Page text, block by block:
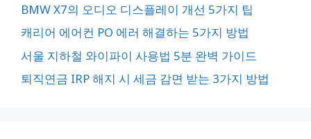
BMW X7의 오디오 디스플레이 개선 5가지 팁
캐리어 에어컨 PO 에러 해결하는 5가지 방법
서울 지하철 와이파이 사용법 5분 완벽 가이드
퇴직연금 IRP 해지 시 세금 감면 받는 3가지 방법